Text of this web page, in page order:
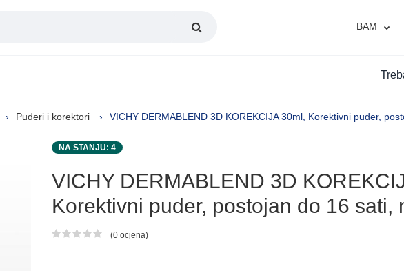
BAM
Puderi i korektori VICHY DERMABLEND 3D KOREKCIJA 30ml, Korektivni puder,
NA STANJU: 4
VICHY DERMABLEND 3D
Korektivni puder, postojan do 16 sati,
Ocjena proizvoda
(0 ocjena)